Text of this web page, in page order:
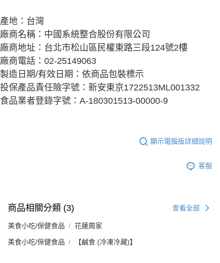
產地：台灣
廠商名稱：中國系統整合股份有限公司
廠商地址：台北市松山區民權東路三段124號2樓
廠商電話：02-25149063
製造日期/有效日期：依商品包裝標示
投保產品責任險字號：新安東京1722513ML001332
食品業者登錄字號：A-180301513-00000-9
顯示電腦版詳細說明
客服
商品相關分類 (3) 查看全部
美食小吃/保健食品 花蓮周家
美食小吃/保健食品 【鹹食 (冷凍冷藏)】